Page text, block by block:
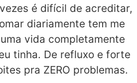
é difícil de acreditar,
diariamente tem me
vida completamente
tinha. De refluxo e forte
pra ZERO problemas.